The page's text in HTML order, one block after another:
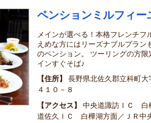
ペンションミルフィー
メインが選べる！本格フレンチフ
えめな方にはリーズナブルプラン
のペンション。 ツーリングの方
インすぐそば♪
住所
長野県北佐久郡立科町
４１０－８
アクセス
中央道諏訪ＩＣ 白
道佐久ＩＣ 白樺湖方面／ＪＲ中